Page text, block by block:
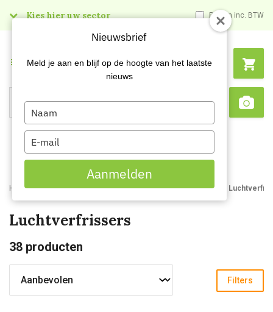
Kies hier uw sector Prijzen inc. BTW
Search
Menu
Home Webshop Schoonmaakartikelen Reinigingsmiddelen
Luchtverfrissers
38 producten
Filters
Nieuwsbrief
Meld je aan en blijf op de hoogte van het laatste
nieuws
Type
your
name
Type
your
email
Aanmelden